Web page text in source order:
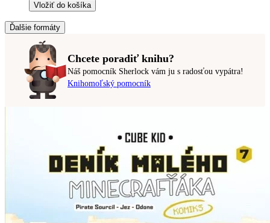
Vložiť do košíka
Ďalšie formáty
Chcete poradiť knihu?
Náš pomocník Sherlock vám ju s radosťou vypátra!
Knihomoľský pomocník